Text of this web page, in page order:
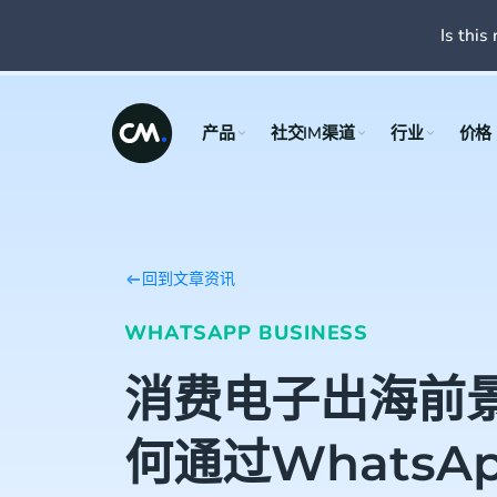
产品 社交IM渠道 行业 价格
回到文章资讯
WHATSAPP BUSINESS
消费电子出海前
何通过
Is this